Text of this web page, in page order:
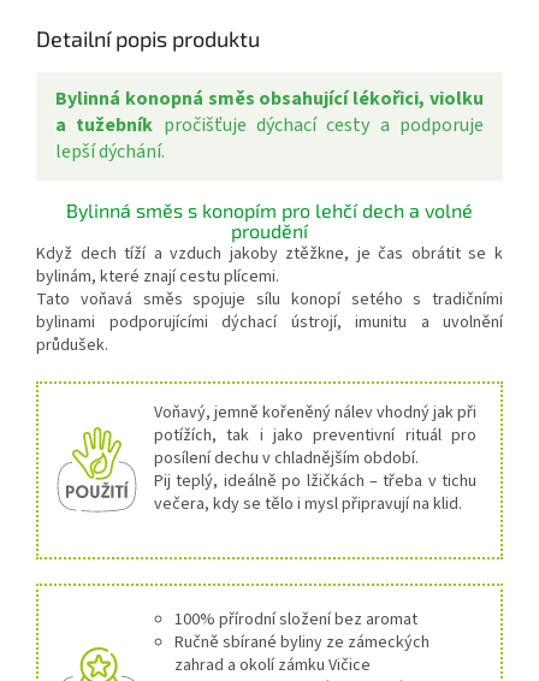
Detailní popis produktu
Bylinná konopná směs obsahující lékořici, violku
a tužebník pročišťuje dýchací cesty a podporuje
lepší dýchání.
Bylinná směs s konopím pro lehčí dech a volné
proudění
Když dech tíží a vzduch jakoby ztěžkne, je čas obrátit se k
bylinám, které znají cestu plícemi.
Tato voňavá směs spojuje sílu konopí setého s tradičními
bylinami podporujícími dýchací ústrojí, imunitu a uvolnění
průdušek.
Voňavý, jemně kořeněný nálev vhodný jak při
potížích, tak i jako preventivní rituál pro
posílení dechu v chladnějším období.
Pij teplý, ideálně po lžičkách – třeba v tichu
večera, kdy se tělo i mysl připravují na klid.
100% přírodní složení bez aromat
Ručně sbírané byliny ze zámeckých
zahrad a okolí zámku Vičice